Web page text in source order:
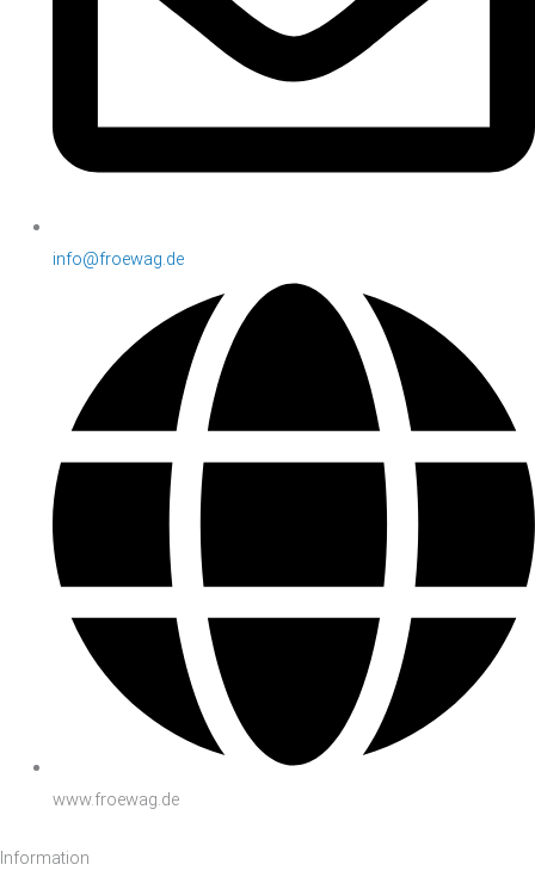
info@froewag.de
www.froewag.de
Information